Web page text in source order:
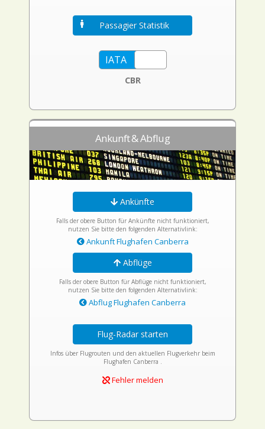
Passagier Statistik
CBR
Ankunft & Abflug
Ankünfte
Falls der obere Button für Ankünfte nicht funktioniert,
nutzen Sie bitte den folgenden Alternativlink:
Ankunft Flughafen Canberra
Abflüge
Falls der obere Button für Abflüge nicht funktioniert,
nutzen Sie bitte den folgenden Alternativlink:
Abflug Flughafen Canberra
Flug-Radar starten
Infos über Flugrouten und den aktuellen Flugverkehr beim
Flughafen Canberra .
Fehler melden